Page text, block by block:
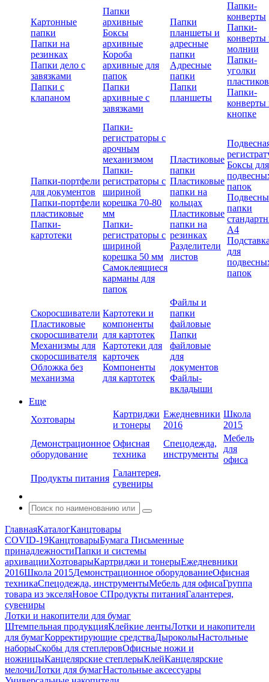
Картонные
папки
Папки на
резинках
Папки дело с
завязками
Папки с
клапаном
Папки
архивные
Боксы
архивные
Короба
архивные для
папок
Папки
архивные с
завязками
Папки
планшеты и
адресные
папки
Адресные
папки
Папки
планшеты
Папки-
конверты
Папки-
конверты
молнии
Папки-
уголки
Папки-
конверты
кнопке
Папки-портфели
для документов
Папки-портфели
пластиковые
Папки-
картотеки
Папки-
регистраторы с
арочным
механизмом
Папки-
регистраторы с
шириной
корешка 70-80
мм
Папки-
регистраторы с
шириной
корешка 50 мм
Самоклеящиеся
карманы для
папок
Пластиковые
папки
Пластиковые
папки на
кольцах
Пластиковые
папки на
резинках
Разделители
листов
Боксы для
папок
папки
А4
для
папок
Скоросшиватели
Пластиковые
скоросшиватели
Механизмы для
скоросшивателя
Обложка без
механизма
Картотеки и
компоненты
для картотек
Картотеки для
карточек
Компоненты
для картотек
Файлы и
папки
файловые
Папки
файловые
для
документов
Файлы-
вкладыши
Еще
Хозтовары
Картриджи
и тонеры
Ежедневники
2016
Школа
2015
Демонстрационное
оборудование
Офисная
техника
Спецодежда,
инструменты
Мебель
для
офиса
Продукты питания
Галантерея,
сувениры
ГлавнаяКаталогКанцтовары
COVID-19КанцтоварыБумага Письменные
принадлежностиПапки и системы
архивацииХозтоварыКартриджи и тонерыЕжедневники
2016Школа 2015Демонстрационное оборудованиеОфисная
техникаСпецодежда, инструментыМебель для офисаГруппа
товара из экселяНовое СПродукты питанияГалантерея,
сувениры
Лотки и накопители для бумаг
Штемпельная продукцияКлейкие лентыЛотки и накопители
для бумагКорректирующие средстваДыроколыНастольные
наборыСкобы для степлеровОфисные ножи и
ножницыКанцелярские степлерыКлейКанцелярские
мелочиЛотки для бумагНастольные аксессуары